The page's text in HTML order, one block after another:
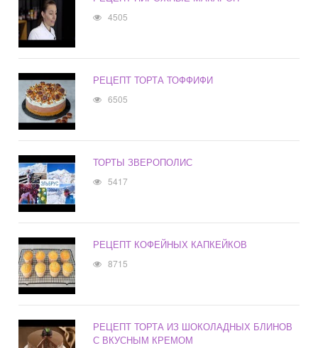
4505
РЕЦЕПТ ТОРТА ТОФФИФИ
6505
ТОРТЫ ЗВЕРОПОЛИС
5417
РЕЦЕПТ КОФЕЙНЫХ КАПКЕЙКОВ
8715
РЕЦЕПТ ТОРТА ИЗ ШОКОЛАДНЫХ БЛИНОВ
С ВКУСНЫМ КРЕМОМ